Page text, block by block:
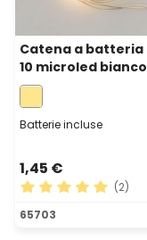
Catena a batteria
10 microled bianco
caldo, cavo metal
argento, micro
portabatterie
Batterie incluse
1,45 €
Valutazione
(2)
65703